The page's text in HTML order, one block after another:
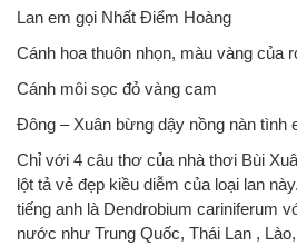
Lan em gọi Nhất Điểm Hoàng
Cánh hoa thuôn nhọn, màu vàng của
Cánh môi sọc đỏ vàng cam
Đông – Xuân bừng dậy nồng nàn tình
Chỉ với 4 câu thơ của nhà thơi Bùi
lột tả vẻ đẹp kiều diễm của loại lan
tiếng anh là Dendrobium cariniferum
nước như Trung Quốc, Thái Lan ,